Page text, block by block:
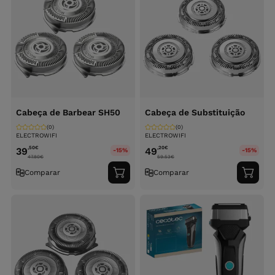
Cabeça de Barbear SH50
ELECTROWIFI
(0)
39,50€
47.80€
-15%
Comparar
Adicionar
ao
Cabeça de Substituição
ELECTROWIFI
(0)
49,20€
59.53€
-15%
Comparar
ao